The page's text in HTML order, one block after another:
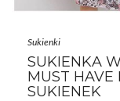
Sukienki
SUKIENKA
MUST HAVE
SUKIENEK